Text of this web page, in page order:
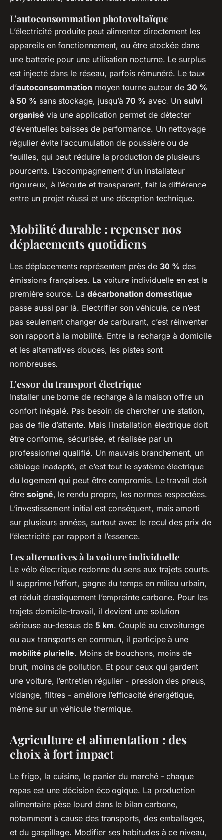
L'autoconsommation photovoltaïque
L’électricité produite peut alimenter directement les
appareils en fonctionnement, ou être stockée dans
une batterie pour une utilisation nocturne. Le surplus
est injecté dans le réseau, parfois rémunéré. Le taux
d’autoconsommation moyen tourne autour de 30 %
à 50 % sans stockage, jusqu’à 70 % avec. Un suivi
organisé via une application permet de détecter
d’éventuelles baisses de performance. Un nettoyage
régulier évite l’accumulation de poussière ou de
feuilles, qui peut réduire la production de plusieurs
pourcents. L’accompagnement d’un installateur
rigoureux, à l’écoute et transparent, fait la différence
entre un projet réussi et une déception technique.
Mobilité durable : repenser nos
déplacements quotidiens
Les déplacements représentent près de 30 % des
émissions françaises. La voiture individuelle en est la
première source. La décarbonation domestique
passe aussi par là. Electrifier son véhicule, ce n’est
pas seulement changer de carburant, c’est réinventer
son rapport à la mobilité. Entre la recharge à domicile
et les alternatives douces, les pistes sont
nombreuses.
L'essor du transport électrique
Installer une borne de recharge à la maison offre un
confort inégalé. Pas besoin de chercher une station,
pas de file d’attente. Mais l’installation électrique doit
être conforme, sécurisée, et réalisée par un
professionnel qualifié. Un mauvais branchement, un
câblage inadapté, et c’est tout le système électrique
du logement qui peut être compromis. Le travail doit
être soigné, le rendu propre, les normes respectées.
L’investissement initial est conséquent, mais amorti
sur plusieurs années, surtout avec le recul des prix de
l’électricité par rapport à l’essence.
Les alternatives à la voiture individuelle
Le vélo électrique redonne du sens aux trajets courts.
Il supprime l’effort, gagne du temps en milieu urbain,
et réduit drastiquement l’empreinte carbone. Pour les
trajets domicile-travail, il devient une solution
sérieuse au-dessus de 5 km. Couplé au covoiturage
ou aux transports en commun, il participe à une
mobilité plurielle. Moins de bouchons, moins de
bruit, moins de pollution. Et pour ceux qui gardent
une voiture, l’entretien régulier - pression des pneus,
vidange, filtres - améliore l’efficacité énergétique,
même sur un véhicule thermique.
Agriculture et alimentation : des
choix à fort impact
Le frigo, la cuisine, le panier du marché - chaque
repas est une décision écologique. La production
alimentaire pèse lourd dans le bilan carbone,
notamment à cause des transports, des emballages,
et du gaspillage. Modifier ses habitudes à ce niveau,